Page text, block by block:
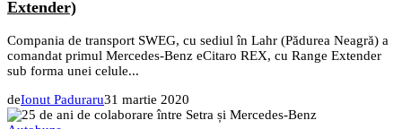
Extender)
Compania de transport SWEG, cu sediul în Lahr (Pădurea Neagră) a
comandat primul Mercedes-Benz eCitaro REX, cu Range Extender
sub forma unei celule...
deIonut Paduraru31 martie 2020